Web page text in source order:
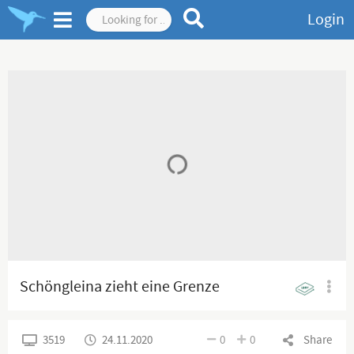
Login
Schöngleina zieht eine Grenze
Share
0 0
3519 24.11.2020